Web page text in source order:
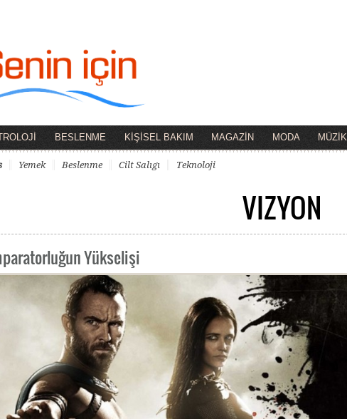
BESLENME KİŞİSEL BAKIM MAGAZİN MODA MÜZİK
Yemek Beslenme Cilt Salıgı Teknoloji
VIZYON
Yükselişi